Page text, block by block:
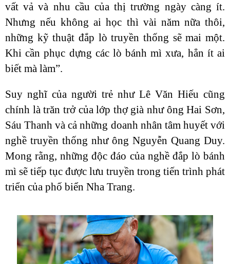
vất vả và nhu cầu của thị trường ngày càng ít.
Nhưng nếu không ai học thì vài năm nữa thôi,
những kỹ thuật đắp lò truyền thống sẽ mai một.
Khi cần phục dựng các lò bánh mì xưa, hẳn ít ai
biết mà làm”.
Suy nghĩ của người trẻ như Lê Văn Hiếu cũng
chính là trăn trở của lớp thợ già như ông Hai Sơn,
Sáu Thanh và cả những doanh nhân tâm huyết với
nghề truyền thống như ông Nguyễn Quang Duy.
Mong rằng, những độc đáo của nghề đắp lò bánh
mì sẽ tiếp tục được lưu truyền trong tiến trình phát
triển của phố biển Nha Trang.